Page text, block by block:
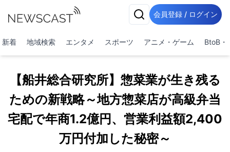
会員登録 / ログイン
新着 地域検索 エンタメ スポーツ アニメ・ゲーム BtoB・
【船井総合研究所】惣菜業が生き残る
ための新戦略～地方惣菜店が高級弁当
宅配で年商1.2億円、営業利益額2,400
万円付加した秘密～